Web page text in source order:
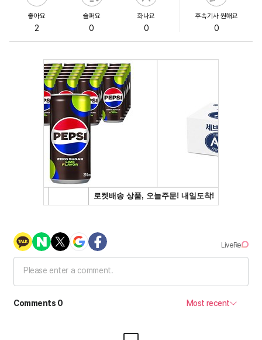
좋아요
2
슬퍼요
0
화나요
0
후속기사 원해요
0